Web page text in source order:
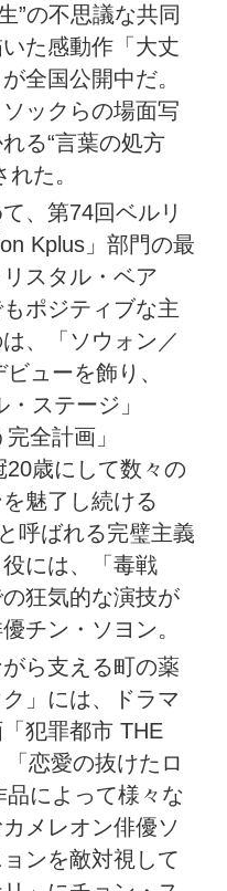
”の不思議な共同
た感動作「大丈
全国公開中だ。
ックらの場面写
る“言葉の処方
た。
、第74回ベルリ
Kplus」部門の最
スタル・ベア
ポジティブな主
、「ソウォン／
ューを飾り、
ステージ」
全計画」
20歳にして数々の
魅了し続ける
呼ばれる完璧主義
には、「毒戦
狂気的な演技が
チン・ソヨン。
ら支える町の薬
」には、ドラマ
「犯罪都市 THE
恋愛の抜けたロ
によって様々な
メレオン俳優ソ
ンを敵対視して